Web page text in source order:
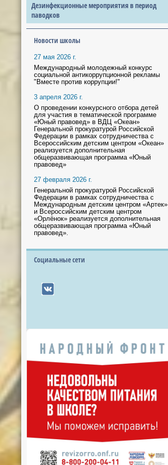
Дезинфекционные мероприятия в период
паводков
Новости школы
27 мая 2026 г.
Международный молодежный конкурс
социальной антикоррупционной рекламы
"Вместе против коррупции!"
3 апреля 2026 г.
О проведении конкурсного отбора детей
для участия в тематической программе
«Юный правовед» в ВДЦ «Океан»
Генеральной прокуратурой Российской
Федерации в рамках сотрудничества с
Всероссийским детским центром «Океан»
реализуется дополнительная
общеразвивающая программа «Юный
правовед»
27 февраля 2026 г.
Генеральной прокуратурой Российской
Федерации в рамках сотрудничества с
Международным детским центром «Артек»
и Всероссийским детским центром
«Орлёнок» реализуется дополнительная
общеразвивающая программа «Юный
правовед».
Социальные сети